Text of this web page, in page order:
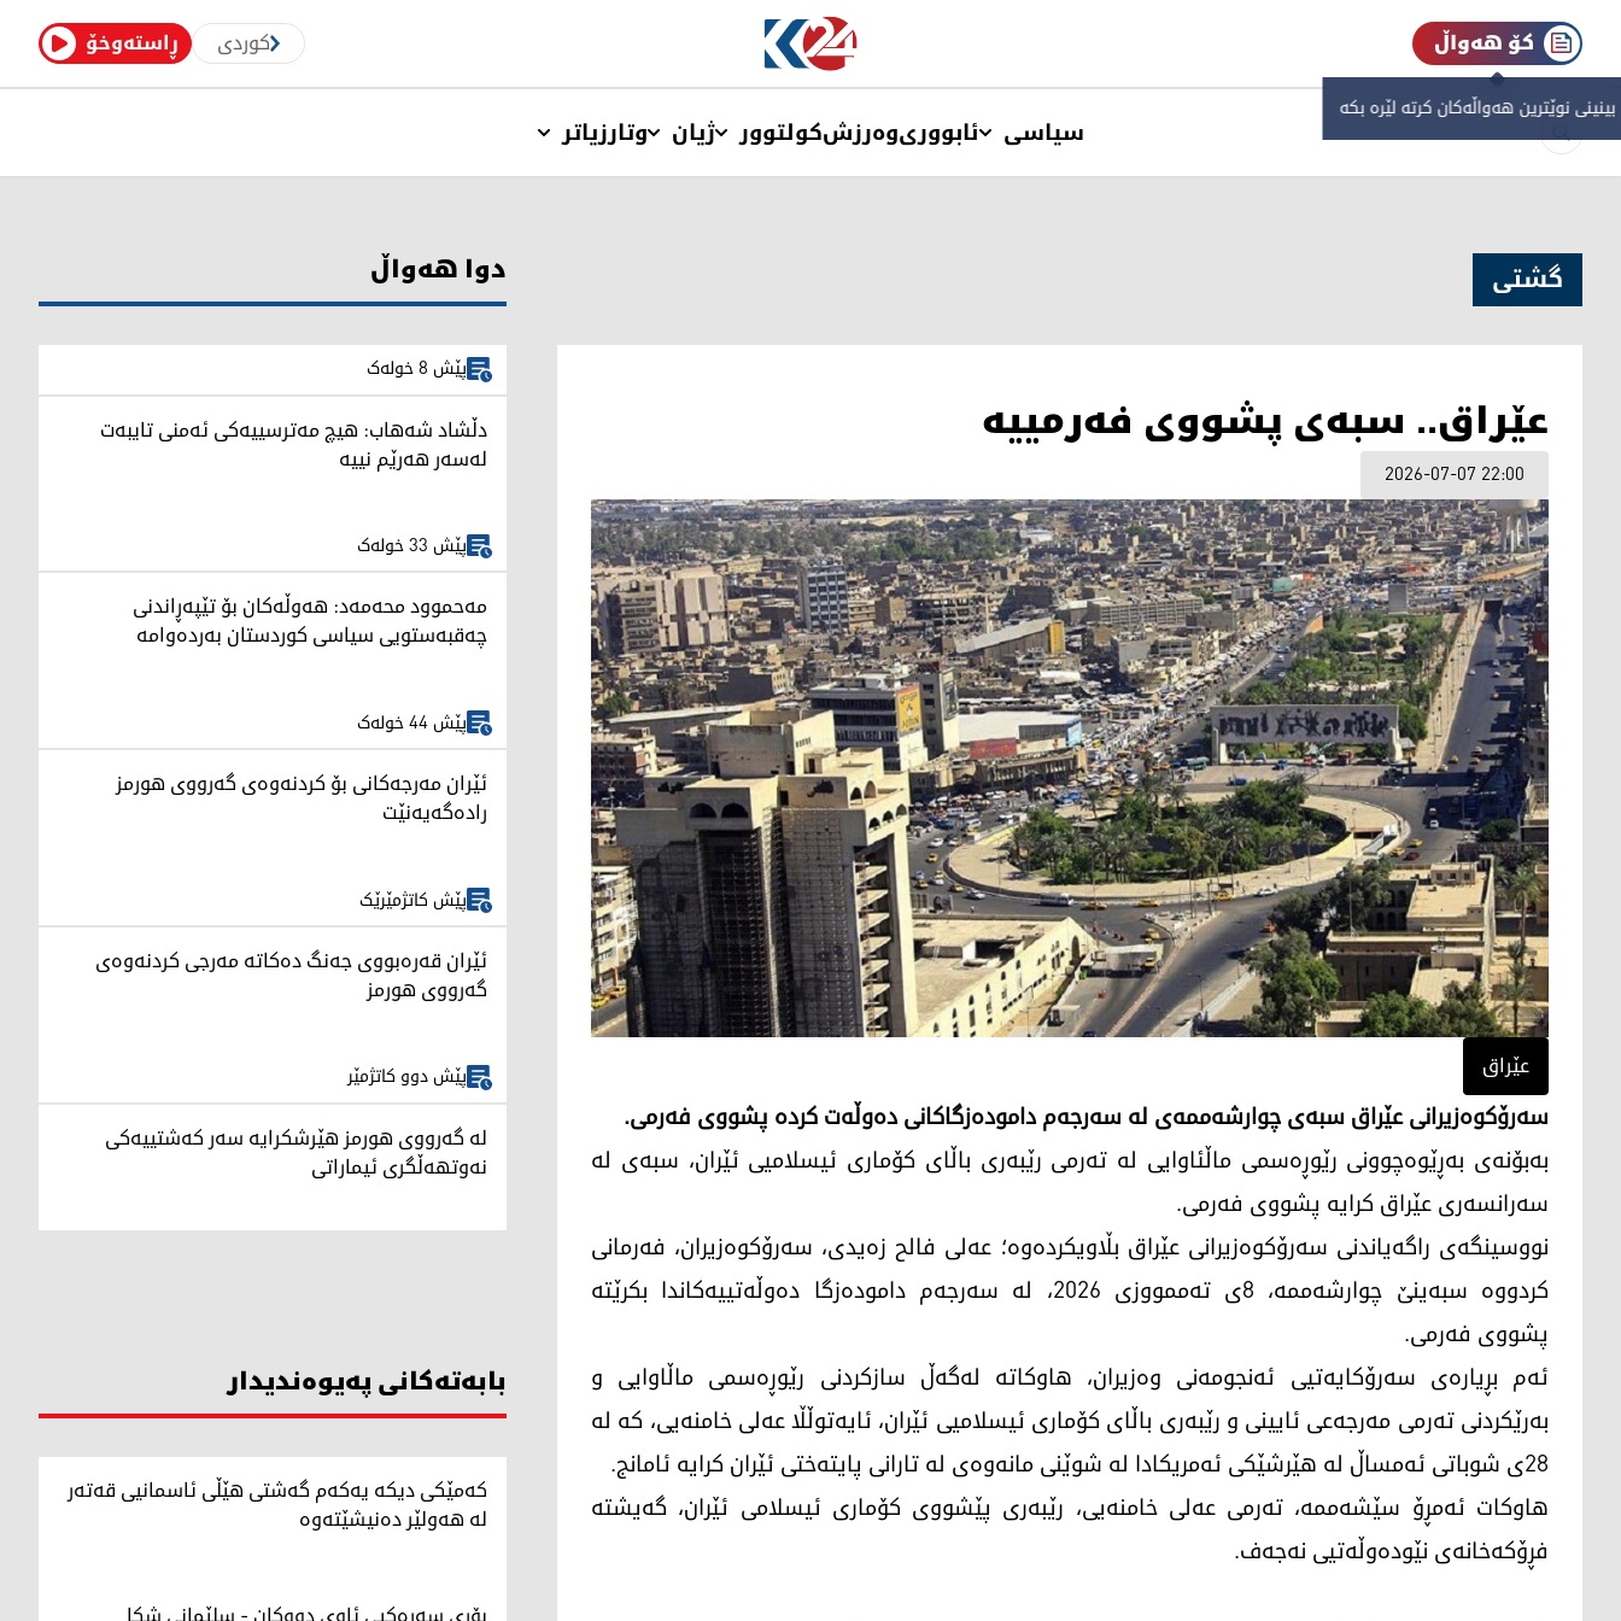
ڕاستەوخۆ کوردی کۆ هەواڵ
نوێترین هەواڵەکان کرتە لێرە بکە
سیاسی ئابووریوەرزشکولتوور ژیان وتارزیاتر
گشتی
عێراق.. سبەی پشووی فەرمییە
2026-07-07 22:00
عێراق
سەرۆکوەزیرانی عێراق سبەی چوارشه‌ممه‌ی له‌ سه‌رجه‌م داموده‌زگاكانی ده‌وڵه‌ت كرده‌ پشووی فەرمی.
بەبۆنه‌ی بەڕێوەچوونی رێوڕەسمی ماڵئاوایی له‌ تەرمی رێبەری باڵای کۆماری ئیسلامیی ئێران، سبەی لە
سەرانسەری عێراق كرایه‌ پشووی فەرمی.
نووسینگەی راگەیاندنی سەرۆکوەزیرانی عێراق بڵاویکردەوە؛ عەلی فالح زەیدی، سەرۆکوەزیران، فەرمانی
کردووە سبەینێ چوارشەممە، 8ی تەممووزی 2026، لە سەرجەم دامودەزگا دەوڵەتییەکاندا بکرێتە
پشووی فەرمی.
ئەم بڕیارەی سەرۆکایەتیی ئەنجومەنی وەزیران، هاوکاتە لەگەڵ سازکردنی رێوڕەسمی ماڵاوایی و
بەرێکردنی تەرمی مەرجەعی ئایینی و رێبەری باڵای کۆماری ئیسلامیی ئێران، ئایەتوڵڵا عەلی خامنەیی، كه‌ له‌
28ی شوباتی ئه‌مساڵ له‌ هێرشێكی ئه‌مریكادا له‌ شوێنی مانه‌وه‌ی له‌ تارانی پایته‌ختی ئێران كرایه‌ ئامانج.
هاوکات ئەمڕۆ سێشەممە، تەرمی عەلی خامنەیی، رێبەری پێشووی کۆماری ئیسلامی ئێران، گەیشتە
فڕۆکەخانەی نێودەوڵەتیی نەجەف.
دوا هەواڵ
پێش 8 خولەک
دڵشاد شەهاب: هیچ مەترسییەکی ئەمنی تایبەت
لەسەر هەرێم نییە
پێش 33 خولەک
مەحموود محەمەد: هەوڵەکان بۆ تێپەڕاندنی
چەقبەستویی سیاسی کوردستان بەردەوامە
پێش 44 خولەک
ئێران مەرجەکانی بۆ کردنەوەی گەرووی هورمز
رادەگەیەنێت
پێش کاتژمێرێک
ئێران قەرەبووی جەنگ دەکاتە مەرجی کردنەوەی
گەرووی هورمز
پێش دوو کاتژمێر
لە گەرووی هورمز هێرشکرایە سەر کەشتییەکی
نەوتهەڵگری ئیماراتی
بابەتەکانی پەیوەندیدار
کەمێکی دیکە یەکەم گەشتی هێڵی ئاسمانیی قەتەر
لە هەولێر دەنیشێتەوە